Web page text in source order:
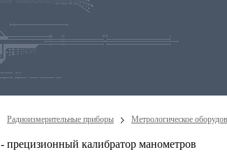
Радиоизмерительные приборы Метрологическое
- прецизионный калибратор манометров